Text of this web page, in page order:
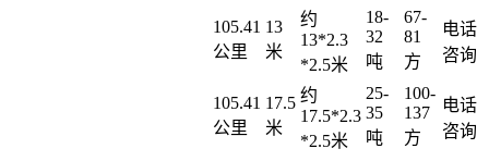
105.41
公里
13
米
约
13*2.3
*2.5米
18-
32
吨
67-
81
方
电话
咨询
105.41
公里
17.5
米
约
17.5*2.3
*2.5米
25-
35
吨
100-
137
方
电话
咨询